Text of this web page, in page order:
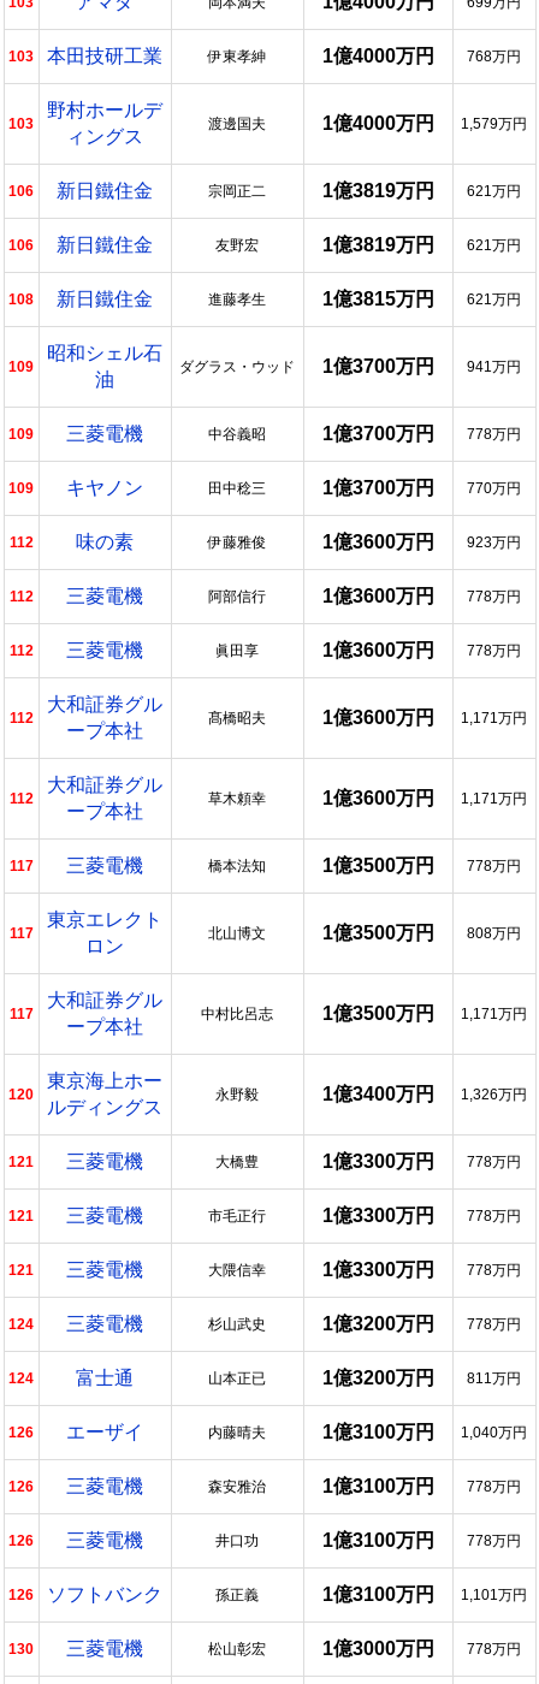
103 本田技研工業 伊東孝紳 1億4000万円 768万円
103
野村ホールデ
ィングス
渡邊国夫 1億4000万円 1,579万円
106 新日鐵住金 宗岡正二 1億3819万円 621万円
106 新日鐵住金 友野宏 1億3819万円 621万円
108 新日鐵住金 進藤孝生 1億3815万円 621万円
109
昭和シェル石
油
ダグラス・ウッド 1億3700万円 941万円
109 三菱電機 中谷義昭 1億3700万円 778万円
109 キヤノン 田中稔三 1億3700万円 770万円
112 味の素 伊藤雅俊 1億3600万円 923万円
112 三菱電機 阿部信行 1億3600万円 778万円
112 三菱電機 眞田享 1億3600万円 778万円
112
大和証券グル
ープ本社
髙橋昭夫 1億3600万円 1,171万円
112
大和証券グル
ープ本社
草木頼幸 1億3600万円 1,171万円
117 三菱電機 橋本法知 1億3500万円 778万円
117
東京エレクト
ロン
北山博文 1億3500万円 808万円
117
大和証券グル
ープ本社
中村比呂志 1億3500万円 1,171万円
120
東京海上ホー
ルディングス
永野毅 1億3400万円 1,326万円
121 三菱電機 大橋豊 1億3300万円 778万円
121 三菱電機 市毛正行 1億3300万円 778万円
121 三菱電機 大隈信幸 1億3300万円 778万円
124 三菱電機 杉山武史 1億3200万円 778万円
124 富士通 山本正已 1億3200万円 811万円
126 エーザイ 内藤晴夫 1億3100万円 1,040万円
126 三菱電機 森安雅治 1億3100万円 778万円
126 三菱電機 井口功 1億3100万円 778万円
126 ソフトバンク 孫正義 1億3100万円 1,101万円
130 三菱電機 松山彰宏 1億3000万円 778万円